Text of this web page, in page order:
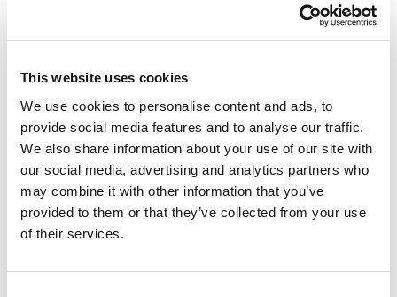
This website uses cookies
We use cookies to personalise content and ads, to
provide social media features and to analyse our traffic.
We also share information about your use of our site with
our social media, advertising and analytics partners who
may combine it with other information that you’ve
provided to them or that they’ve collected from your use
of their services.
spalin z urządzeń gazowych i olejowych z zamkniętą
kondensacyjnych pracujących w podciśnieniu lub
Schiedel Dual to innowacyjny komin
wielofunkcyjny umożliwiający odprowadzanie spalin z
szerokiej gamy kotłów na paliwa stałe, gazowe i
olejowe, w tym z kotłów kondensacyjnych. Dzięki